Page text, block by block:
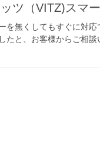
ツ（VITZ)スマ
を無くしてもすぐに
たと、お客様からご相